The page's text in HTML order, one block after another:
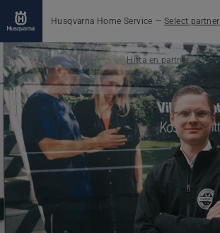
Husqvarna Home Service — Select partner
Hitta en partner